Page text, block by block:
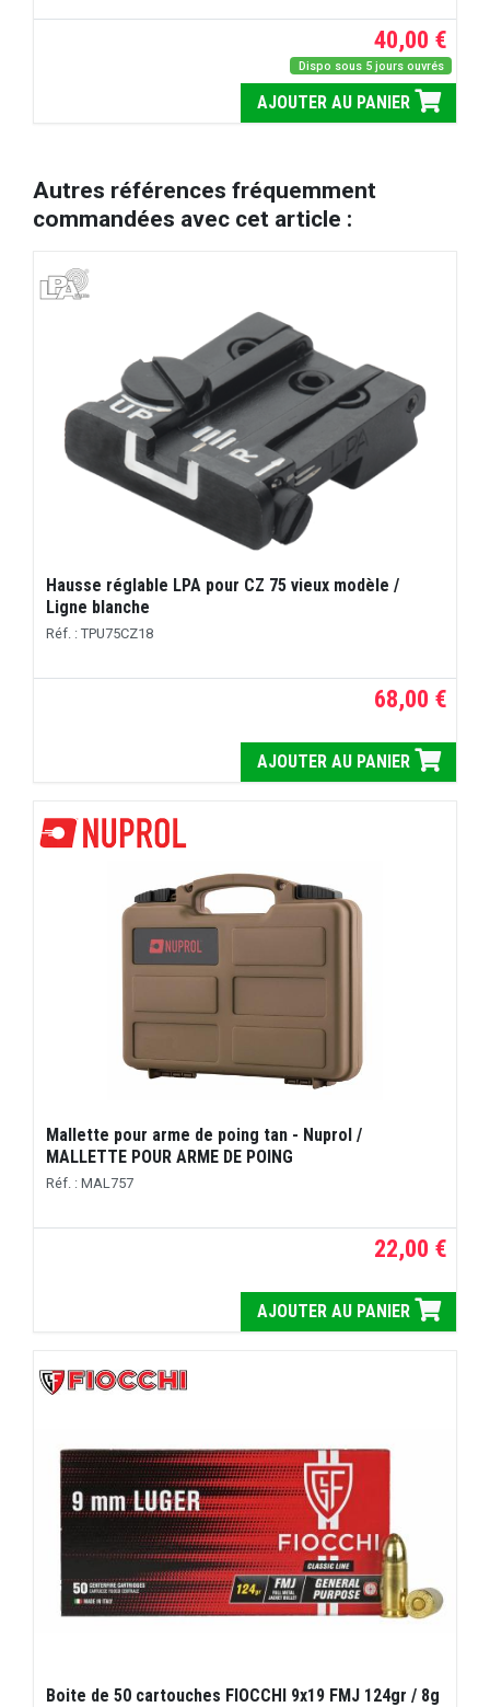
40,00 €
Dispo sous 5 jours ouvrés
AJOUTER AU PANIER
Autres références fréquemment
commandées avec cet article :
Hausse réglable LPA pour CZ 75 vieux modèle /
Ligne blanche
Réf. : TPU75CZ18
68,00 €
AJOUTER AU PANIER
Mallette pour arme de poing tan - Nuprol /
MALLETTE POUR ARME DE POING
Réf. : MAL757
22,00 €
AJOUTER AU PANIER
Boite de 50 cartouches FIOCCHI 9x19 FMJ 124gr / 8g